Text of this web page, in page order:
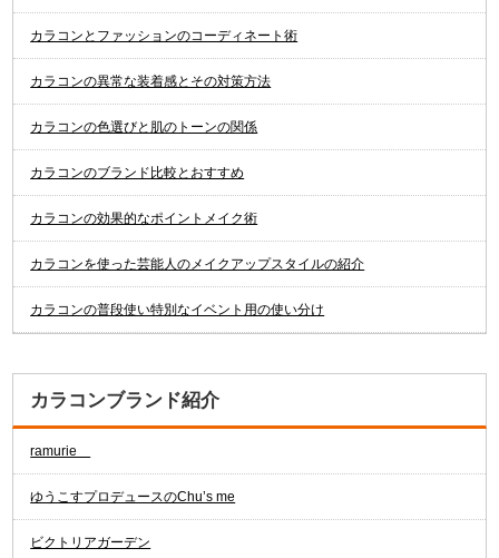
カラコンとファッションのコーディネート術
カラコンの異常な装着感とその対策方法
カラコンの色選びと肌のトーンの関係
カラコンのブランド比較とおすすめ
カラコンの効果的なポイントメイク術
カラコンを使った芸能人のメイクアップスタイルの紹介
カラコンの普段使い特別なイベント用の使い分け
カラコンブランド紹介
ramurie
ゆうこすプロデュースのChu’s me
ビクトリアガーデン